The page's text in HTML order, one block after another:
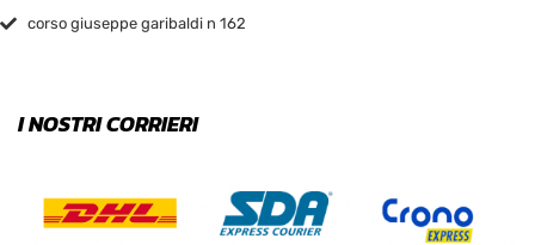
corso giuseppe garibaldi n 162
I NOSTRI CORRIERI